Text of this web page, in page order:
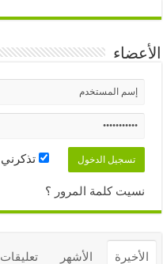
الأعضاء
تذكرني
نسيت كلمة المرور ؟
الأخيرة الأشهر تعليقات